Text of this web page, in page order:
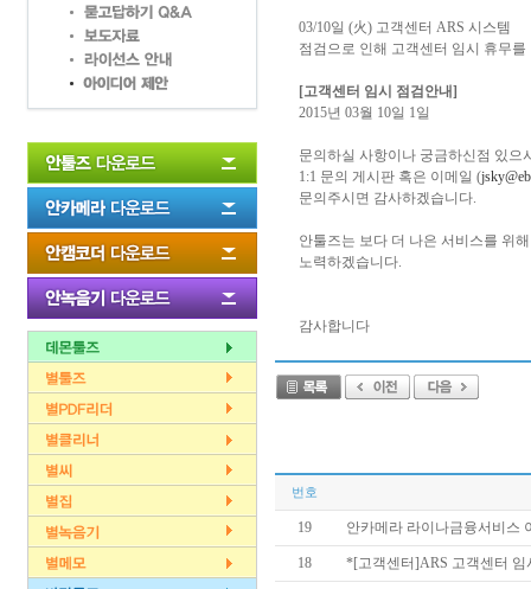
03/10일 (火) 고객센터 ARS 시스템
점검으로 인해 고객센터 임시 휴무를
[고객센터 임시 점검안내]
2015년 03월 10일 1일
문의하실 사항이나 궁금하신점 있으
1:1 문의 게시판 혹은 이메일 (
문의주시면 감사하겠습니다.
안툴즈는 보다 더 나은 서비스를 위해
노력하겠습니다.
감사합니다
번호
19 안카메라 라이나금융서비스
18 *[고객센터]ARS 고객센터 임